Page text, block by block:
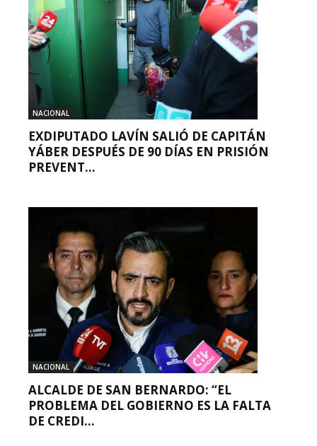
NACIONAL
EXDIPUTADO LAVÍN SALIÓ DE CAPITÁN
YÁBER DESPUÉS DE 90 DÍAS EN PRISIÓN
PREVENT...
NACIONAL
ALCALDE DE SAN BERNARDO: “EL
PROBLEMA DEL GOBIERNO ES LA FALTA
DE CREDI...